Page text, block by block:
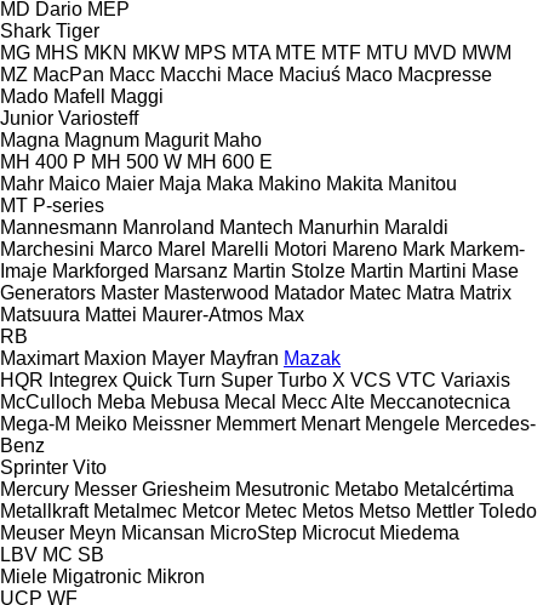
MD Dario MEP
Shark Tiger
MG MHS MKN MKW MPS MTA MTE MTF MTU MVD MWM
MZ MacPan Macc Macchi Mace Maciuś Maco Macpresse
Mado Mafell
Maggi
Junior Variosteff
Magna Magnum Magurit Maho
MH 400 P MH 500 W MH 600 E
Mahr Maico Maier Maja Maka Makino Makita Manitou
MT P-series
Mannesmann Manroland Mantech Manurhin Maraldi
Marchesini Marco Marel Marelli Motori Mareno Mark Markem-
Imaje Markforged Marsanz Martin Stolze Martin Martini Mase
Generators Master Masterwood Matador Matec Matra Matrix
Matsuura Mattei Maurer-Atmos Max
RB
Maximart Maxion Mayer Mayfran Mazak
HQR Integrex Quick Turn Super Turbo X VCS VTC Variaxis
McCulloch Meba Mebusa Mecal Mecc Alte Meccanotecnica
Mega-M Meiko Meissner Memmert Menart Mengele Mercedes-
Benz
Sprinter Vito
Mercury Messer Griesheim Mesutronic Metabo Metalcértima
Metallkraft Metalmec Metcor Metec Metos Metso Mettler Toledo
Meuser Meyn Micansan MicroStep Microcut Miedema
LBV MC SB
Miele Migatronic Mikron
UCP WF